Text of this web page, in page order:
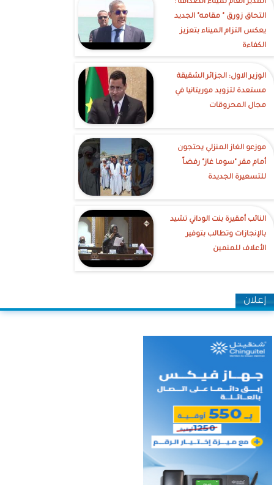
‎المدير العام لميناء الصداقة :
التحاق زورق " مقامه" الجديد
يعكس التزام الميناء بتعزيز
الكفاءة
الوزير الاول: الجزائر الشقيقة
مستعدة لتزويد موريتانيا في
مجال المحروقات
موزعو الغاز المنزلي يحتجون
أمام مقر "سوما غاز" رفضاً
للتسعيرة الجديدة
النائب أمقيرة بنت الوداني تشيد
بالإنجازات وتطالب بتوفير
الأعلاف للمنمين
إعلان